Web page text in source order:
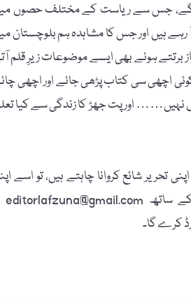
گے، جس سے ریاست کے مختلف حصوں
ہیں اور جس کا مشاہدہ ہم بلوچستان
ہوئے بھی ایسے موضوعات زیرِ قلم
اچھی سی کتاب پڑھی جائے اور اچھی
نہیں…… اور پت جھڑ کا زندگی سے کیا
تحریر شائع کروانا چاہتے ہیں، تو اسے